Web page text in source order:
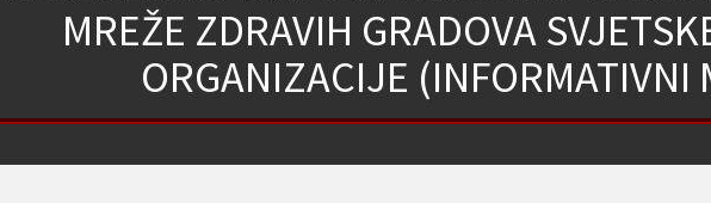
MREŽE ZDRAVIH GRADOVA
ORGANIZACIJE (INFORMATIVNI